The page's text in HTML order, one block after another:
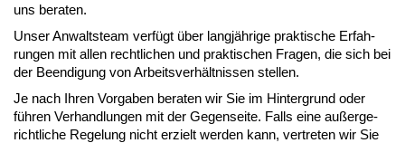
uns be­ra­ten.
Un­ser An­walts­team verfügt über langjähri­ge prak­ti­sche Er­fah­
run­gen mit al­len recht­li­chen und prak­ti­schen Fra­gen, die sich bei
der Be­en­di­gung von Ar­beits­verhält­nis­sen stel­len.
Je nach Ih­ren Vor­ga­ben be­ra­ten wir Sie im Hin­ter­grund oder
führen Ver­hand­lun­gen mit der Ge­gen­sei­te. Falls ei­ne außer­ge­
richt­li­che Re­ge­lung nicht er­zielt wer­den kann, ver­tre­ten wir Sie